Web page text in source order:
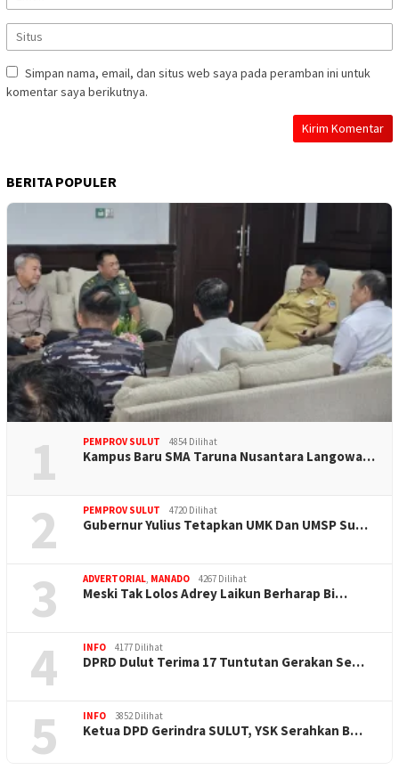
Simpan nama, email, dan situs web saya pada peramban ini untuk
komentar saya berikutnya.
BERITA POPULER
1 PEMPROV SULUT 4854 Dilihat
Kampus Baru SMA Taruna Nusantara Langowa…
2 PEMPROV SULUT 4720 Dilihat
Gubernur Yulius Tetapkan UMK Dan UMSP Su…
3 ADVERTORIAL, MANADO 4267 Dilihat
Meski Tak Lolos Adrey Laikun Berharap Bi…
4 INFO 4177 Dilihat
DPRD Dulut Terima 17 Tuntutan Gerakan Se…
5 INFO 3852 Dilihat
Ketua DPD Gerindra SULUT, YSK Serahkan B…